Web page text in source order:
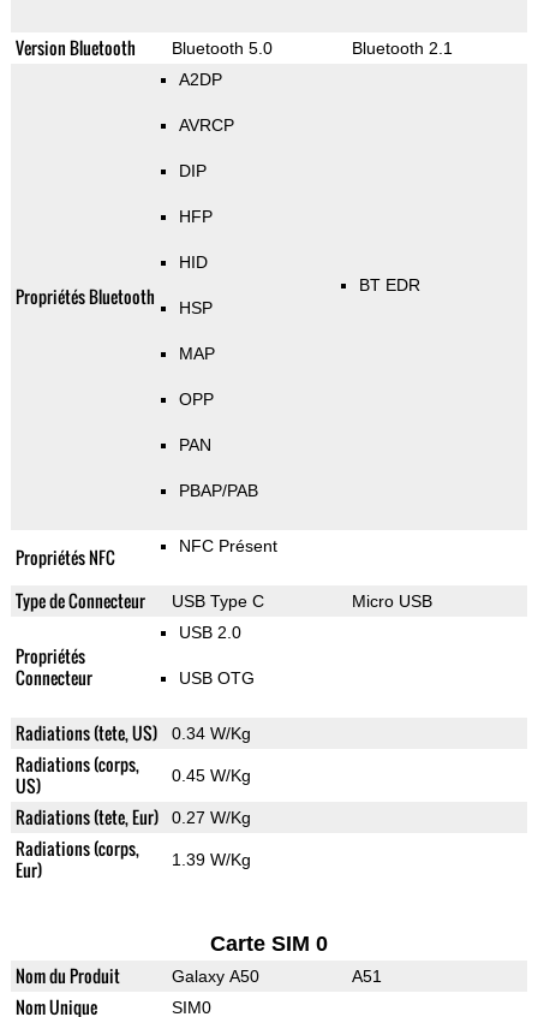
Version Bluetooth Bluetooth 5.0 Bluetooth 2.1
Propriétés Bluetooth
A2DP
AVRCP
DIP
HFP
HID
HSP
MAP
OPP
PAN
PBAP/PAB
BT EDR
Propriétés NFC NFC Présent
Type de Connecteur USB Type C Micro USB
Propriétés
Connecteur
USB 2.0
USB OTG
Radiations (tete, US) 0.34 W/Kg
Radiations (corps,
US)
0.45 W/Kg
Radiations (tete, Eur) 0.27 W/Kg
Radiations (corps,
Eur)
1.39 W/Kg
Carte SIM 0
Nom du Produit Galaxy A50 A51
Nom Unique SIM0